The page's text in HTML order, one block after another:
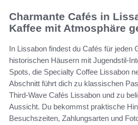
Charmante Cafés in
Kaffee mit Atmosphäre
In Lissabon findest du Cafés für jeden
historischen Häusern mit Jugendstil-
Spots, die Specialty Coffee Lissabon
Abschnitt führt dich zu klassischen
Third-Wave Cafés Lissabon und zu
Aussicht. Du bekommst praktische
Besuchszeiten, Zahlungsarten und